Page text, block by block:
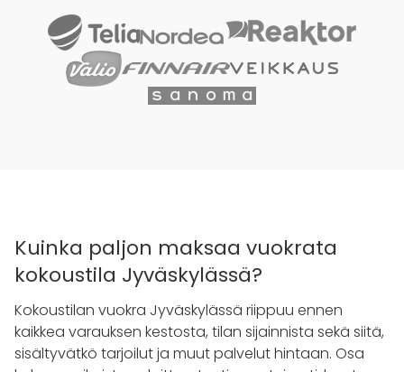
Kuinka paljon maksaa vuokrata
kokoustila Jyväskylässä?
Kokoustilan vuokra Jyväskylässä riippuu ennen
kaikkea varauksen kestosta, tilan sijainnista sekä siitä,
sisältyvätkö tarjoilut ja muut palvelut hintaan. Osa